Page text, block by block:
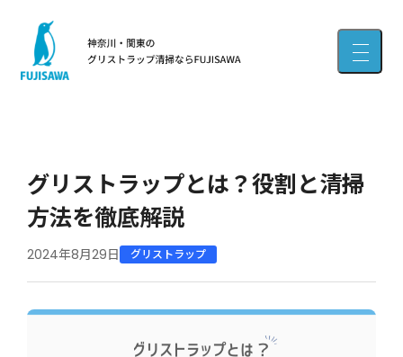
グリストラップとは？役割と清掃
方法を徹底解説
2024年8月29日 グリストラップ